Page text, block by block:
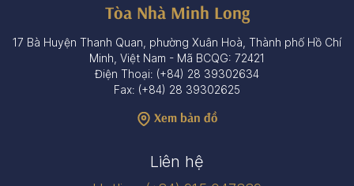
Tòa Nhà Minh Long
17 Bà Huyện Thanh Quan, phường Xuân Hoà, Thành phố Hồ Chí
Minh, Việt Nam - Mã BCQG: 72421
Điện Thoại: (+84) 28 39302634
Fax: (+84) 28 39302625
Xem bản đồ
Liên hệ